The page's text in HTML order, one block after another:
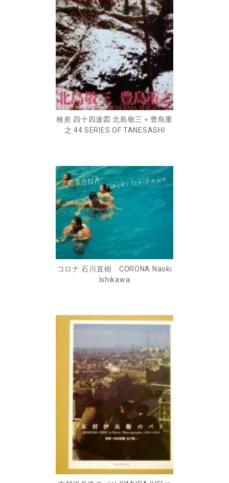
種差 四十四連図 北島敬三＋豊島重
之 44 SERIES OF TANESASHI
コロナ 石川直樹 CORONA Naoki
Ishikawa